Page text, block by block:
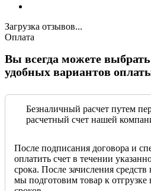
Загрузка отзывов...
Оплата
Вы всегда можете
удобных вариантов
Безналичный расчет путем
расчетный счет нашей
После подписания договора и
оплатить счет в течении
срока. После зачисления
мы подготовим товар к